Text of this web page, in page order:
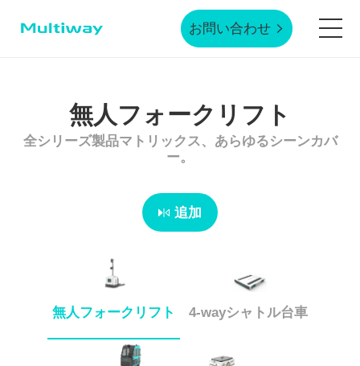
お問い合わせ
製品技術
サービスサポート
無人フォークリフト
全シリーズ製品マトリックス、あらゆるシーンカバ
ー。
追加
無人フォークリフト 4-wayシャトル台車